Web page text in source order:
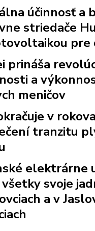
účinnosť a
striedače
pre
prináša
a
meničov
v
tranzitu
elektrárne
svoje
a v